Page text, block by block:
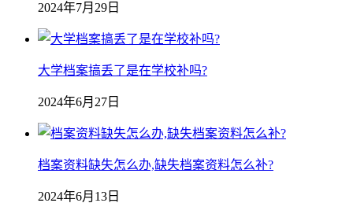
2024年7月29日
大学档案搞丢了是在学校补吗?
2024年6月27日
档案资料缺失怎么办,缺失档案资料怎么补?
2024年6月13日